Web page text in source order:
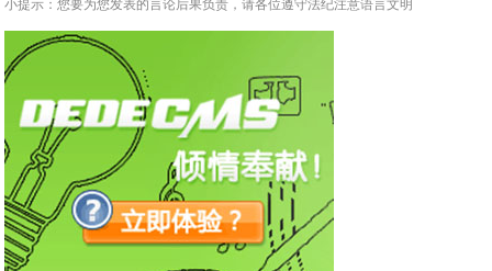
小提示：您要为您发表的言论后果负责，请各位遵守法纪注意语言文明